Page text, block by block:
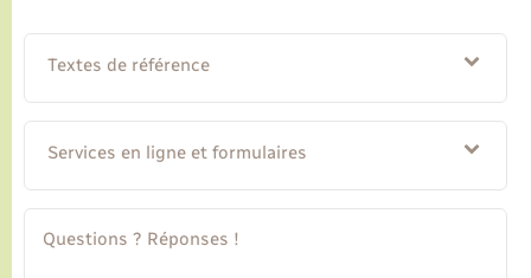
Textes de référence
Services en ligne et formulaires
Questions ? Réponses !